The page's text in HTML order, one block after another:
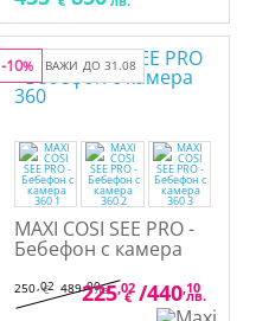
ВАЖИ ДО 31.08
-10%
MAXI COSI SEE PRO -
Бебефон с камера
250,02
€ 489,00лв.
225,02
€ /440,10
лв.